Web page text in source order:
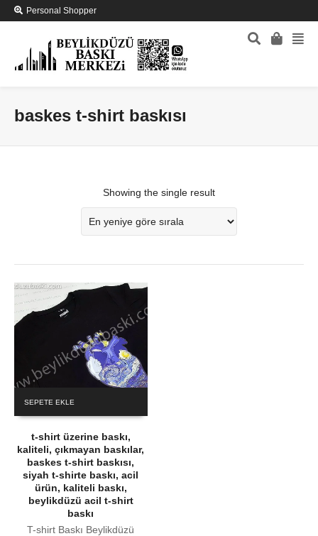
Personal Shopper
baskes t-shirt baskısı
Showing the single result
SEPETE EKLE
t-shirt üzerine baskı,
kaliteli, çıkmayan baskılar,
baskes t-shirt baskısı,
siyah t-shirte baskı, acil
ürün, kaliteli baskı,
beylikdüzü acil t-shirt
baskı
T-shirt Baskı Beylikdüzü